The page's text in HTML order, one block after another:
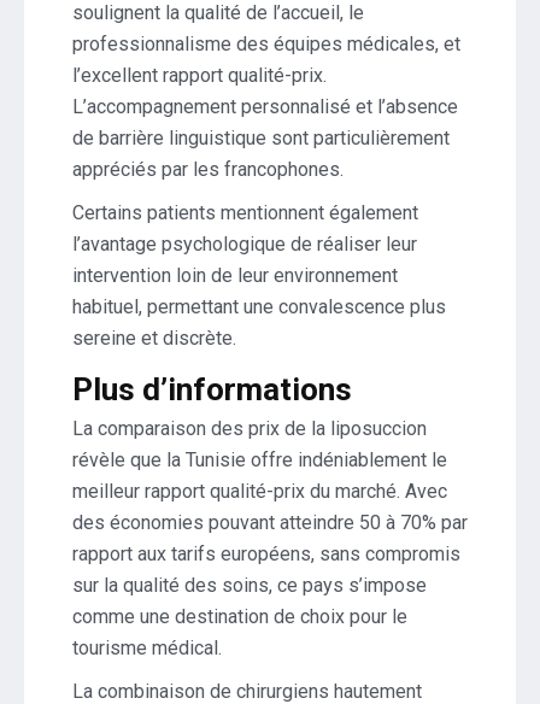
soulignent la qualité de l’accueil, le
professionnalisme des équipes médicales, et
l’excellent rapport qualité-prix.
L’accompagnement personnalisé et l’absence
de barrière linguistique sont particulièrement
appréciés par les francophones.
Certains patients mentionnent également
l’avantage psychologique de réaliser leur
intervention loin de leur environnement
habituel, permettant une convalescence plus
sereine et discrète.
Plus d’informations
La comparaison des prix de la liposuccion
révèle que la Tunisie offre indéniablement le
meilleur rapport qualité-prix du marché. Avec
des économies pouvant atteindre 50 à 70% par
rapport aux tarifs européens, sans compromis
sur la qualité des soins, ce pays s’impose
comme une destination de choix pour le
tourisme médical.
La combinaison de chirurgiens hautement